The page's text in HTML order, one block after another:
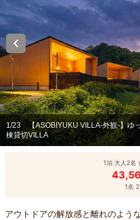
1/23
【ASOBIYUKU VILLA-外観-】ゆ
棟貸切VILLA
1泊 大人2名
1名
アウトドアの解放感と離れのよう